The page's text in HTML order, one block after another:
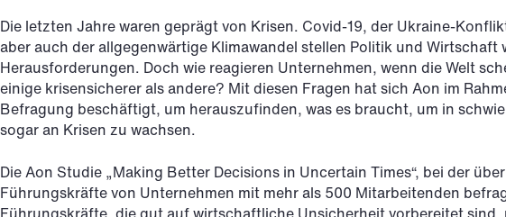
Die letzten Jahre waren geprägt von Krisen. Covid-19, der Ukraine-
aber auch der allgegenwärtige Klimawandel stellen Politik und Wirtschaft
Herausforderungen. Doch wie reagieren Unternehmen, wenn die Welt
einige krisensicherer als andere? Mit diesen Fragen hat sich Aon im
Befragung beschäftigt, um herauszufinden, was es braucht, um in
sogar an Krisen zu wachsen.
Die Aon Studie „Making Better Decisions in Uncertain Times“, bei der
Führungskräfte von Unternehmen mit mehr als 500 Mitarbeitenden